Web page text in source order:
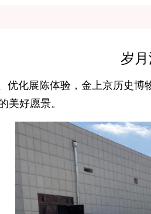
岁
优化展陈体验，金上京历史博
美好愿景。